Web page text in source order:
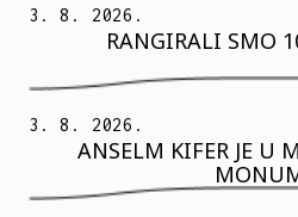
3. 8. 2026.
RANGIRALI SMO
3. 8. 2026.
ANSELM KIFER JE U